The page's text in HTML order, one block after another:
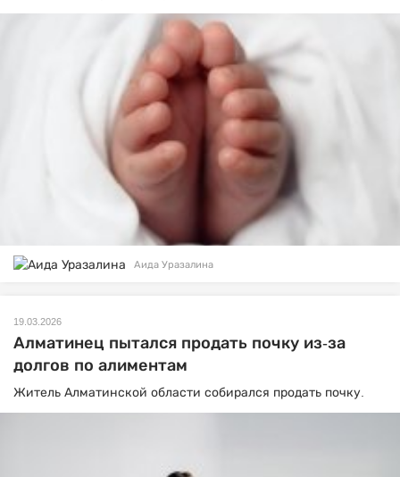
Аида Уразалина
19.03.2026
Алматинец пытался продать почку из-за
долгов по алиментам
Житель Алматинской области собирался продать почку.